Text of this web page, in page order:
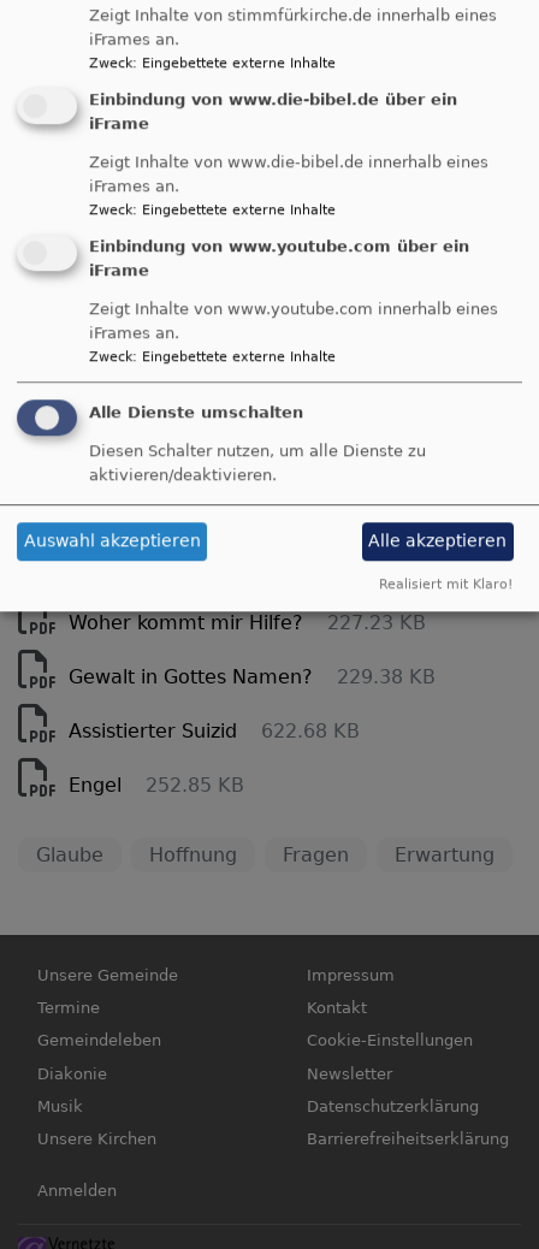
der Christuskirche.
Termine - Glaubensgespräche
"Rückblenden"
hier finden Sie zu unseren besprochen Themen ein
paar Notzien die in einer Art "Fakten-Check" - noch
das eine oder andere Argument mit
Hintergrundwissen ergänzt.
Fremd im eigenen Land - Was macht uns
186.92 KB
Wie gehen wir mit Spaltungen um?
167.88 KB
Woher kommt mir Hilfe? 227.23 KB
Gewalt in Gottes Namen? 229.38 KB
Assistierter Suizid 622.68 KB
Engel 252.85 KB
Glaube Hoffnung Fragen Erwartung
Hauptnavigation
Unsere Gemeinde
Termine
Gemeindeleben
Diakonie
Musik
Unsere Kirchen
Fußbereichsmenü
Impressum
Kontakt
Cookie-Einstellungen
Newsletter
Datenschutzerklärung
Barrierefreiheitserklärung
Benutzermenü
Anmelden
Zeigt Inhalte von stimmfürkirche.de innerhalb eines
iFrames an.
Zweck: Eingebettete externe Inhalte
Einbindung von www.die-bibel.de über ein
iFrame
Zeigt Inhalte von www.die-bibel.de innerhalb eines
iFrames an.
Zweck: Eingebettete externe Inhalte
Einbindung von www.youtube.com über ein
iFrame
Zeigt Inhalte von www.youtube.com innerhalb eines
iFrames an.
Zweck: Eingebettete externe Inhalte
Alle Dienste umschalten
Diesen Schalter nutzen, um alle Dienste zu
aktivieren/deaktivieren.
Auswahl akzeptieren Alle akzeptieren
Realisiert mit Klaro!